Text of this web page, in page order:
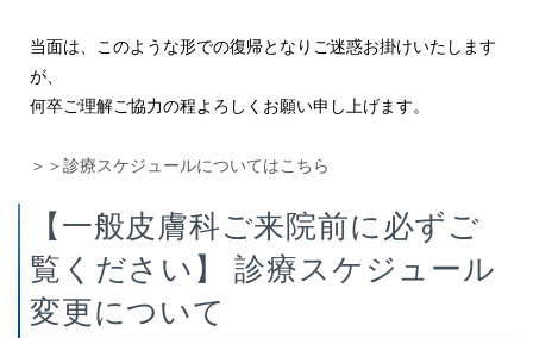
当面は、このような形での復帰となりご迷惑お掛けいたします
が、
何卒ご理解ご協力の程よろしくお願い申し上げます。
＞＞診療スケジュールについてはこちら
【一般皮膚科ご来院前に必ずご
覧ください】 診療スケジュール
変更について